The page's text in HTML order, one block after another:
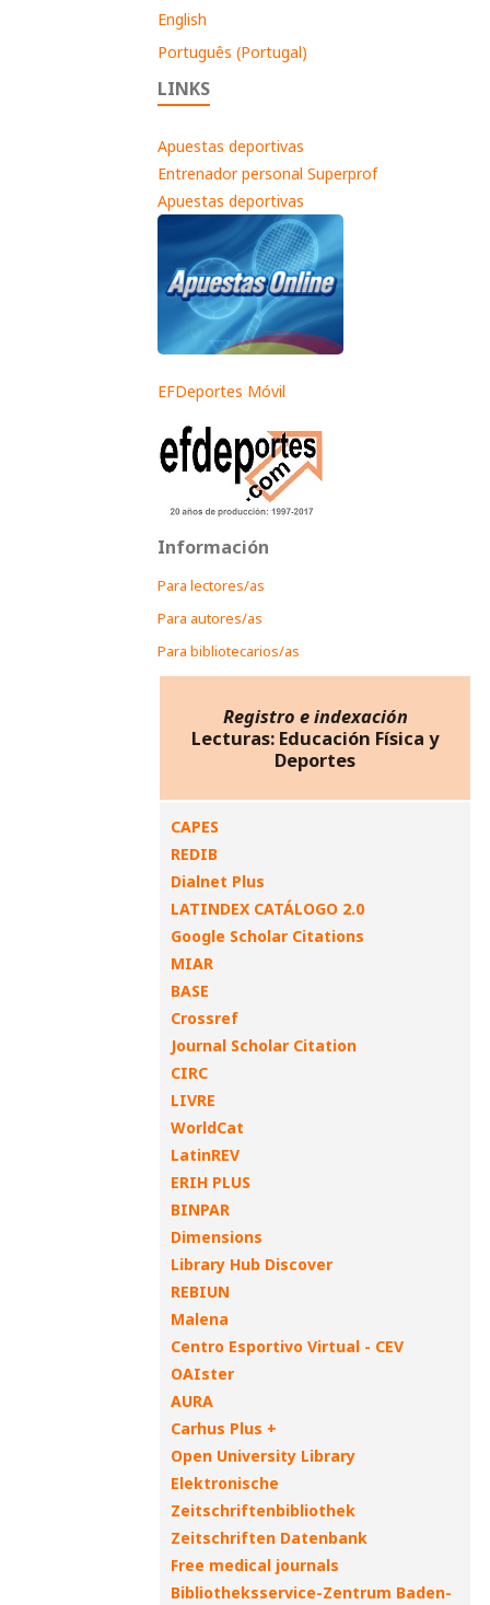
English
Português (Portugal)
LINKS
Apuestas deportivas
Entrenador personal Superprof
Apuestas deportivas
EFDeportes Móvil
Información
Para lectores/as
Para autores/as
Para bibliotecarios/as
Registro e indexación
Lecturas: Educación Física y
Deportes
CAPES
REDIB
Dialnet Plus
LATINDEX CATÁLOGO 2.0
Google Scholar Citations
MIAR
BASE
Crossref
Journal Scholar Citation
CIRC
LIVRE
WorldCat
LatinREV
ERIH PLUS
BINPAR
Dimensions
Library Hub Discover
REBIUN
Malena
Centro Esportivo Virtual - CEV
OAIster
AURA
Carhus Plus +
Open University Library
Elektronische
Zeitschriftenbibliothek
Zeitschriften Datenbank
Free medical journals
Bibliotheksservice-Zentrum Baden-